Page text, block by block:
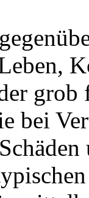
grob
bei